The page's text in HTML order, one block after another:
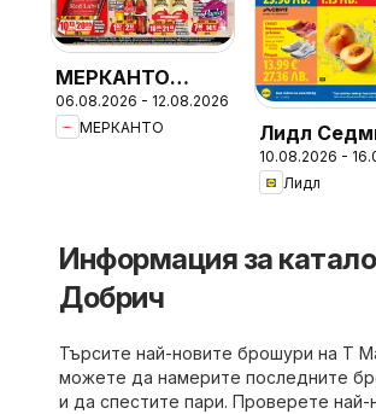
МЕРКАНТО
брошура
06.08.2026 - 12.08.2026
МЕРКАНТО
Лидл
брошура
10.08.2026 -
Лидл
Информация за
Добрич
Търсите най-новите брошури на T
можете да намерите последните
и да спестите пари. Проверете